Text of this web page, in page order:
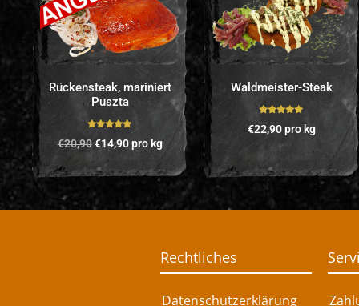
Rückensteak, mariniert
Puszta
5.00 von 5
€20,90 €14,90pro kg
Waldmeister-Steak
5.00von 5
€22,90pro kg
Rechtliches
Datenschutzerklärung